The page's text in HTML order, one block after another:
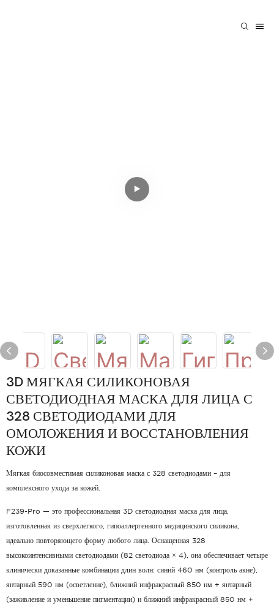
3D МЯГКАЯ СИЛИКОНОВАЯ
СВЕТОДИОДНАЯ МАСКА ДЛЯ ЛИЦА С
328 СВЕТОДИОДАМИ ДЛЯ
ОМОЛОЖЕНИЯ И ВОССТАНОВЛЕНИЯ
КОЖИ
Мягкая биосовместимая силиконовая маска с 328 светодиодами – для
комплексного ухода за кожей.
F239-Pro — это профессиональная 3D светодиодная маска для лица,
изготовленная из сверхлегкого, гипоаллергенного медицинского силикона,
идеально повторяющего форму любого лица. Оснащенная 328
высокоинтенсивными светодиодами (82 светодиода × 4), она обеспечивает четыре
клинически доказанные комбинации длин волн: синий 460 нм (контроль акне),
янтарный 590 нм (осветление), ближний инфракрасный 850 нм + янтарный
(заживление и уменьшение пигментации) и ближний инфракрасный 850 нм +